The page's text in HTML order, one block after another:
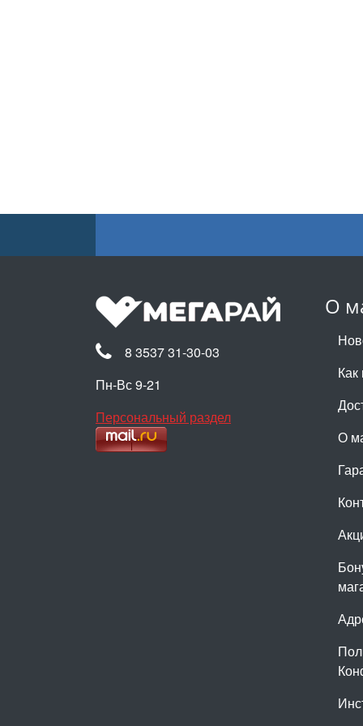
О
Как
О
8 3537 31-30-03
Пн-Вс 9-21
Персональный раздел